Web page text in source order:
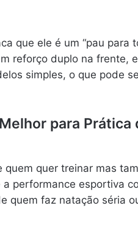
que ele é um “pau para
reforço duplo na frente,
simples, o que pode
para Prática
quem quer treinar mas
performance esportiva
quem faz natação séria